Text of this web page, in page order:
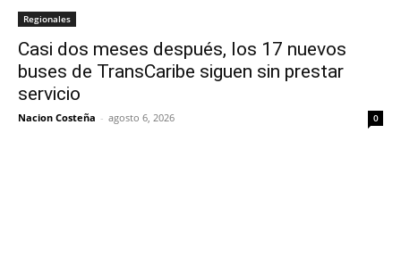
Regionales
Casi dos meses después, los 17 nuevos
buses de TransCaribe siguen sin prestar
servicio
Nacion Costeña - agosto 6, 2026 0